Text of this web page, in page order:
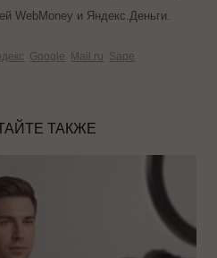
WebMoney и Яндекс.Деньги.
Google Mail.ru Sape
ТАКЖЕ